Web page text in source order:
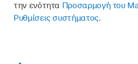
την ενότητα Προσαρμογή του
Ρυθμίσεις συστήματος.